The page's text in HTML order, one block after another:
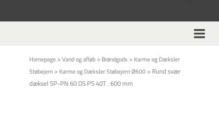
Homepage >Vand og afløb > Brøndgods > Karme og Dæksler
Støbejern > Karme og Dæksler Støbejern Ø600 > Rund svær
dæksel SP-PN 60 DS.PS 40T . 600 mm